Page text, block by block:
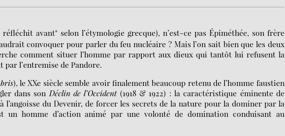
avant" selon l’étymologie grecque), n’est-ce pas Épiméthée, son frère
convoquer pour parler du feu nucléaire ? Mais l’on sait bien que les deux
comment situer l’homme par rapport aux dieux qui tantôt lui refusent la
l’entremise de Pandore.
), le XXe siècle semble avoir finalement beaucoup retenu de l’homme faustien
dans son Déclin de l’Occident(1918 & 1922) : la caractéristique éminente de
l’angoisse du Devenir, de forcer les secrets de la nature pour la dominer par la
un homme d’action animé par une volonté de domination conduisant au